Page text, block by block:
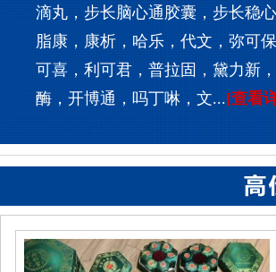
滴丸，步长脑心通胶囊，步长稳
脂康，康析，哈乐，代文，弥可
可喜，利可君，普拉固，黛力新
酶，开博通，吗丁啉，文...[查看